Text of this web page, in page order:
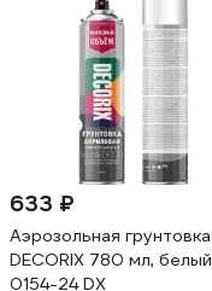
633 ₽
Аэрозольная грунтовка
DECORIX 780 мл, белый
0154-24 DX